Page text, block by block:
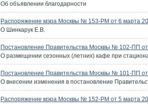
Об объявлении благодарности
Распоряжение мэра Москвы № 153-РМ от 6 марта
О Шинкарук Е.В.
Постановление Правительства Москвы № 102-ПП
О размещении сезонных (летних) кафе при
Постановление Правительства Москвы № 101-ПП
О внесении изменения в постановление
Распоряжение мэра Москвы № 152-РМ от 5 марта